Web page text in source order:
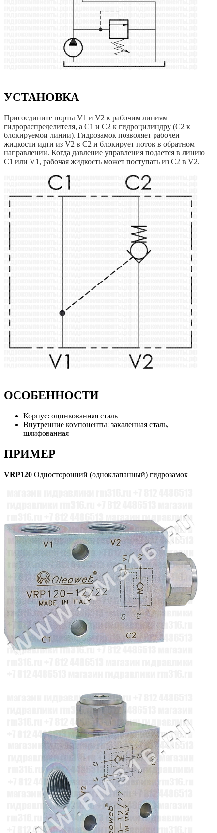
УСТАНОВКА
Присоедините порты V1 и V2 к рабочим линиям
гидрораспределителя, а C1 и C2 к гидроцилиндру (C2 к
блокируемой линии). Гидрозамок позволяет рабочей
жидкости идти из V2 в C2 и блокирует поток в обратном
направлении. Когда давление управления подается в линию
C1 или V1, рабочая жидкость может поступать из C2 в V2.
ОСОБЕННОСТИ
Корпус: оцинкованная сталь
Внутренние компоненты: закаленная сталь,
шлифованная
ПРИМЕР
VRP120 Односторонний (одноклапанный) гидрозамок